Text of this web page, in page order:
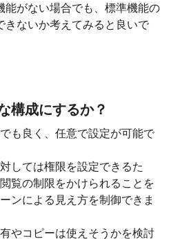
能がない場合でも、標準機能の
きないか考えてみると良いで
構成にするか？
も良く、任意で設定が可能で
しては権限を設定できるた
覧の制限をかけられることを
ンによる見え方を制御できま
やコピーは使えそうかを検討